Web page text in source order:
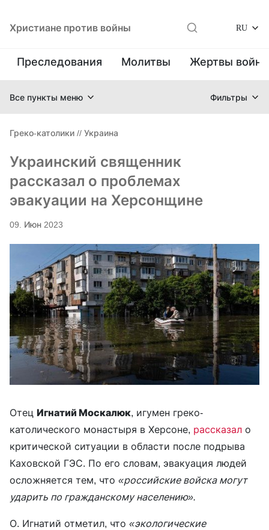
Христиане против войны RU
Преследования Молитвы Жертвы
Все пункты меню Фильтры
Греко-католики // Украина
Украинский священник
рассказал о проблемах
эвакуации на Херсонщине
09. Июн 2023
Отец Игнатий Москалюк, игумен греко-
католического монастыря в Херсоне, рассказал о
критической ситуации в области после подрыва
Каховской ГЭС. По его словам, эвакуация людей
осложняется тем, что «российские войска могут
ударить по гражданскому населению».
О. Игнатий отметил, что «экологические